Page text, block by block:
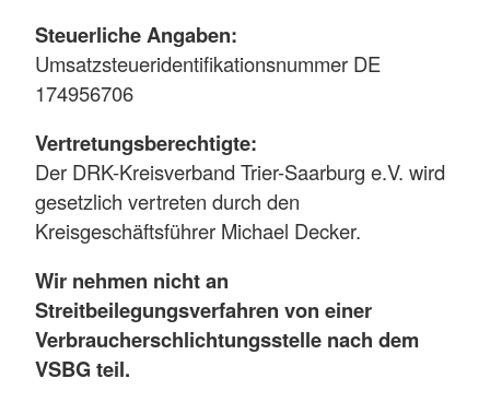
Steuerliche Angaben:
Umsatzsteueridentifikationsnummer DE
174956706
Vertretungsberechtigte:
Der DRK-Kreisverband Trier-Saarburg e.V. wird
gesetzlich vertreten durch den
Kreisgeschäftsführer Michael Decker.
Wir nehmen nicht an
Streitbeilegungsverfahren von einer
Verbraucherschlichtungsstelle nach dem
VSBG teil.